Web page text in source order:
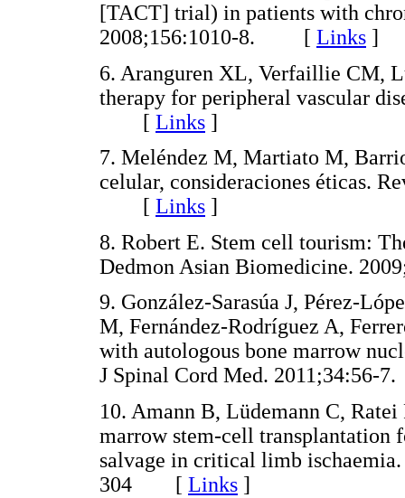
[TACT] trial) in patients with
2008;156:1010-8. [ Links ]
6. Aranguren XL, Verfaillie CM,
therapy for peripheral vascular
[ Links ]
7. Meléndez M, Martiato M,
celular, consideraciones éticas.
[ Links ]
8. Robert E. Stem cell tourism:
Dedmon Asian Biomedicine.
9. González-Sarasúa J, Pérez-
M, Fernández-Rodríguez A,
with autologous bone marrow
J Spinal Cord Med.
10. Amann B, Lüdemann C,
marrow stem-cell transplantation
salvage in critical limb
304 [ Links ]